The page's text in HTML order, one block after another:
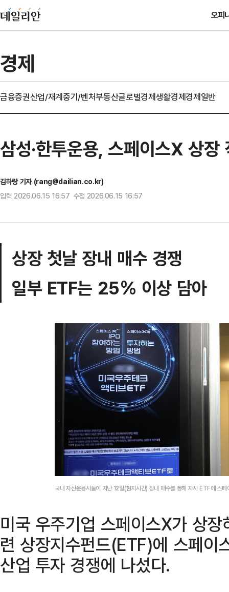
오피
경제
금융증권산업/재계중기/벤처부동산글로벌경제생활경제경제일반
삼성·한투운용, 스페이스X 상
김하랑 기자 (rang@dailian.co.kr)
입력 2026.06.15 16:57 수정 2026.06.15 16:57
상장 첫날 장내 매수 경쟁
일부 ETF는 25% 이상 담아
국내 자산운용사들이 지난 12일(현지시간) 장내 매수를 통해 자사 ETF에 스
미국 우주기업 스페이스X가 상
련 상장지수펀드(ETF)에 스페이
산업 투자 경쟁에 나섰다.